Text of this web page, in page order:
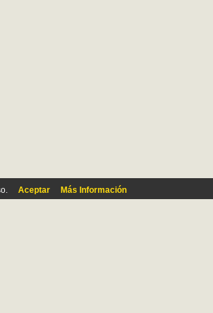
Aceptar Más Información